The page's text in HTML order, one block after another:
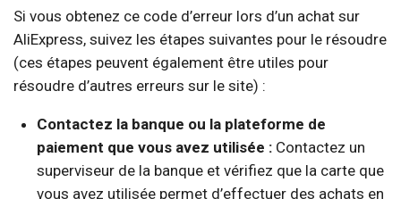
Si vous obtenez ce code d’erreur lors d’un achat sur
AliExpress, suivez les étapes suivantes pour le résoudre
(ces étapes peuvent également être utiles pour
résoudre d’autres erreurs sur le site) :
Contactez la banque ou la plateforme de
paiement que vous avez utilisée :Contactez un
superviseur de la banque et vérifiez que la carte que
vous avez utilisée permet d’effectuer des achats en